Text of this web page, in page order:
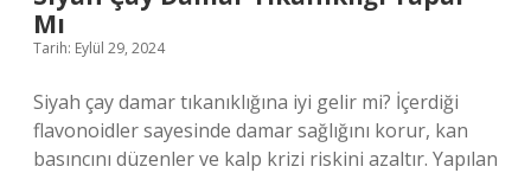
Mı
Tarih: Eylül 29, 2024
Siyah çay damar tıkanıklığına iyi gelir mi? İçerdiği
flavonoidler sayesinde damar sağlığını korur, kan
basıncını düzenler ve kalp krizi riskini azaltır. Yapılan